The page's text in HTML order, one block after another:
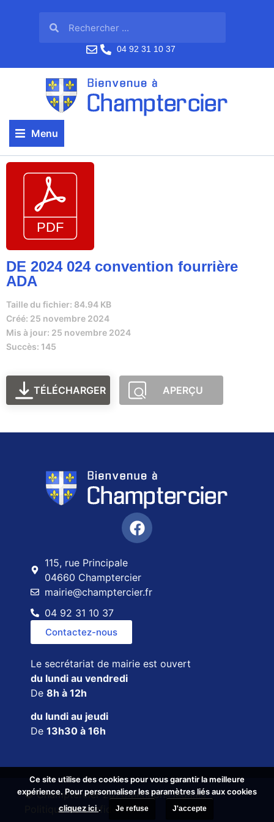
04 92 31 10 37
Menu
DE 2024 024 convention fourrière
ADA
Taille du fichier: 84.94 KB
Créé: 25 novembre 2024
Mis à jour: 25 novembre 2024
Succès: 145
TÉLÉCHARGER APERÇU
115, rue Principale
04660 Champtercier
mairie@champtercier.fr
04 92 31 10 37
Contactez-nous
Le secrétariat de mairie est ouvert
du lundi au vendredi
De 8h à 12h
du lundi au jeudi
De 13h30 à 16h
© Champtercier 2026Mentions légales
Politique de confidentialité
Ce site utilise des cookies pour vous garantir la meilleure
expérience. Pour personnaliser les paramètres liés aux cookies
cliquez ici . Je refuse J'accepte
Ce site utilise des cookies pour vous garantir la meilleure
expérience. Pour personnaliser les paramètres liés aux cookies
cliquez ici . Je refuse J'accepte